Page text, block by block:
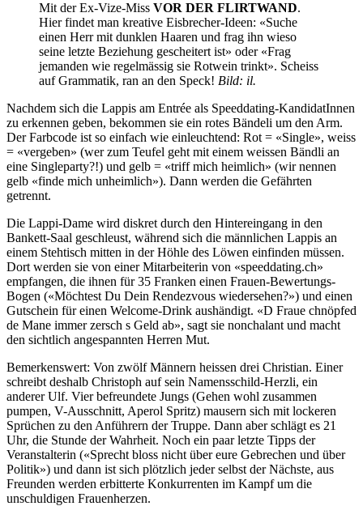
Mit der Ex-Vize-Miss VOR DER FLIRTWAND.
Hier findet man kreative Eisbrecher-Ideen: «Suche
einen Herr mit dunklen Haaren und frag ihn wieso
seine letzte Beziehung gescheitert ist» oder «Frag
jemanden wie regelmässig sie Rotwein trinkt». Scheiss
auf Grammatik, ran an den Speck! Bild: il.
Nachdem sich die Lappis am Entrée als Speeddating-KandidatInnen
zu erkennen geben, bekommen sie ein rotes Bändeli um den Arm.
Der Farbcode ist so einfach wie einleuchtend: Rot = «Single», weiss
= «vergeben» (wer zum Teufel geht mit einem weissen Bändli an
eine Singleparty?!) und gelb = «triff mich heimlich» (wir nennen
gelb «finde mich unheimlich»). Dann werden die Gefährten
getrennt.
Die Lappi-Dame wird diskret durch den Hintereingang in den
Bankett-Saal geschleust, während sich die männlichen Lappis an
einem Stehtisch mitten in der Höhle des Löwen einfinden müssen.
Dort werden sie von einer Mitarbeiterin von «speeddating.ch»
empfangen, die ihnen für 35 Franken einen Frauen-Bewertungs-
Bogen («Möchtest Du Dein Rendezvous wiedersehen?») und einen
Gutschein für einen Welcome-Drink aushändigt. «D Fraue chnöpfed
de Mane immer zersch s Geld ab», sagt sie nonchalant und macht
den sichtlich angespannten Herren Mut.
Bemerkenswert: Von zwölf Männern heissen drei Christian. Einer
schreibt deshalb Christoph auf sein Namensschild-Herzli, ein
anderer Ulf. Vier befreundete Jungs (Gehen wohl zusammen
pumpen, V-Ausschnitt, Aperol Spritz) mausern sich mit lockeren
Sprüchen zu den Anführern der Truppe. Dann aber schlägt es 21
Uhr, die Stunde der Wahrheit. Noch ein paar letzte Tipps der
Veranstalterin («Sprecht bloss nicht über eure Gebrechen und über
Politik») und dann ist sich plötzlich jeder selbst der Nächste, aus
Freunden werden erbitterte Konkurrenten im Kampf um die
unschuldigen Frauenherzen.